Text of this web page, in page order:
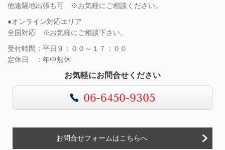
他遠隔地出張も可 ※お気軽にご相談ください。
●オンライン対応エリア
全国対応 ※お気軽にご相談下さい。
受付時間：平日９：００～１７：００
定休日 ：年中無休
お気軽にお問合せください
06-6450-9305
お問合せフォームはこちらへ